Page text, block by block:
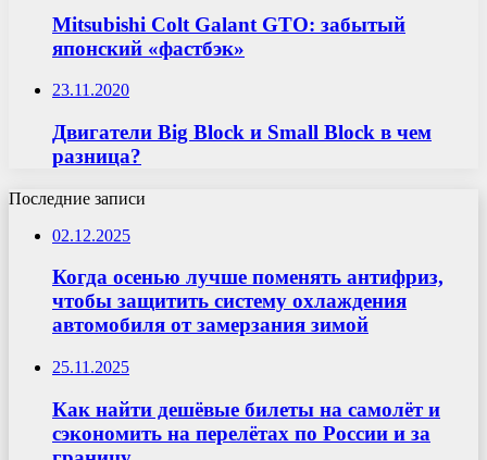
Mitsubishi Colt Galant GTO: забытый
японский «фастбэк»
23.11.2020
Двигатели Big Block и Small Block в чем
разница?
Последние записи
02.12.2025
Когда осенью лучше поменять антифриз,
чтобы защитить систему охлаждения
автомобиля от замерзания зимой
25.11.2025
Как найти дешёвые билеты на самолёт и
сэкономить на перелётах по России и за